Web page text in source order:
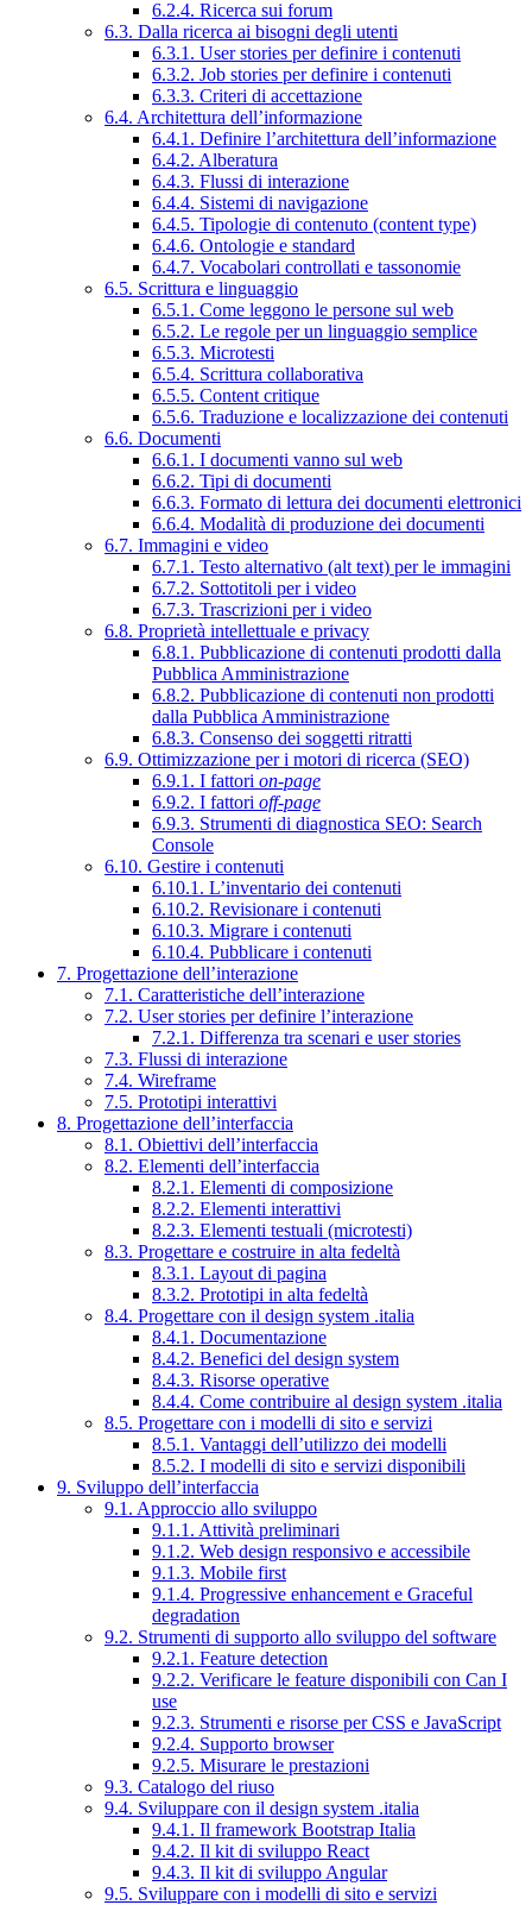
6.2.4. Ricerca sui forum
6.3. Dalla ricerca ai bisogni degli utenti
6.3.1. User stories per definire i contenuti
6.3.2. Job stories per definire i contenuti
6.3.3. Criteri di accettazione
6.4. Architettura dell’informazione
6.4.1. Definire l’architettura dell’informazione
6.4.2. Alberatura
6.4.3. Flussi di interazione
6.4.4. Sistemi di navigazione
6.4.5. Tipologie di contenuto (content type)
6.4.6. Ontologie e standard
6.4.7. Vocabolari controllati e tassonomie
6.5. Scrittura e linguaggio
6.5.1. Come leggono le persone sul web
6.5.2. Le regole per un linguaggio semplice
6.5.3. Microtesti
6.5.4. Scrittura collaborativa
6.5.5. Content critique
6.5.6. Traduzione e localizzazione dei contenuti
6.6. Documenti
6.6.1. I documenti vanno sul web
6.6.2. Tipi di documenti
6.6.3. Formato di lettura dei documenti elettronici
6.6.4. Modalità di produzione dei documenti
6.7. Immagini e video
6.7.1. Testo alternativo (alt text) per le immagini
6.7.2. Sottotitoli per i video
6.7.3. Trascrizioni per i video
6.8. Proprietà intellettuale e privacy
6.8.1. Pubblicazione di contenuti prodotti dalla
Pubblica Amministrazione
6.8.2. Pubblicazione di contenuti non prodotti
dalla Pubblica Amministrazione
6.8.3. Consenso dei soggetti ritratti
6.9. Ottimizzazione per i motori di ricerca (SEO)
6.9.1. I fattori on-page
6.9.2. I fattori off-page
6.9.3. Strumenti di diagnostica SEO: Search
Console
6.10. Gestire i contenuti
6.10.1. L’inventario dei contenuti
6.10.2. Revisionare i contenuti
6.10.3. Migrare i contenuti
6.10.4. Pubblicare i contenuti
7. Progettazione dell’interazione
7.1. Caratteristiche dell’interazione
7.2. User stories per definire l’interazione
7.2.1. Differenza tra scenari e user stories
7.3. Flussi di interazione
7.4. Wireframe
7.5. Prototipi interattivi
8. Progettazione dell’interfaccia
8.1. Obiettivi dell’interfaccia
8.2. Elementi dell’interfaccia
8.2.1. Elementi di composizione
8.2.2. Elementi interattivi
8.2.3. Elementi testuali (microtesti)
8.3. Progettare e costruire in alta fedeltà
8.3.1. Layout di pagina
8.3.2. Prototipi in alta fedeltà
8.4. Progettare con il design system .italia
8.4.1. Documentazione
8.4.2. Benefici del design system
8.4.3. Risorse operative
8.4.4. Come contribuire al design system .italia
8.5. Progettare con i modelli di sito e servizi
8.5.1. Vantaggi dell’utilizzo dei modelli
8.5.2. I modelli di sito e servizi disponibili
9. Sviluppo dell’interfaccia
9.1. Approccio allo sviluppo
9.1.1. Attività preliminari
9.1.2. Web design responsivo e accessibile
9.1.3. Mobile first
9.1.4. Progressive enhancement e Graceful
degradation
9.2. Strumenti di supporto allo sviluppo del software
9.2.1. Feature detection
9.2.2. Verificare le feature disponibili con Can I
use
9.2.3. Strumenti e risorse per CSS e JavaScript
9.2.4. Supporto browser
9.2.5. Misurare le prestazioni
9.3. Catalogo del riuso
9.4. Sviluppare con il design system .italia
9.4.1. Il framework Bootstrap Italia
9.4.2. Il kit di sviluppo React
9.4.3. Il kit di sviluppo Angular
9.5. Sviluppare con i modelli di sito e servizi